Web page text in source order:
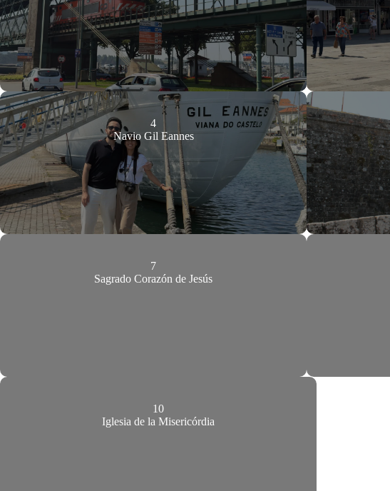
4
Navio Gil Eannes
7
Sagrado Corazón de Jesús
10
Iglesia de la Misericórdia